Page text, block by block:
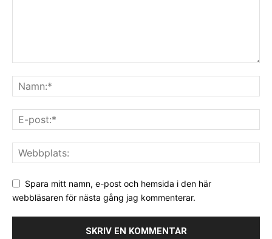
Spara mitt namn, e-post och hemsida i den här
webbläsaren för nästa gång jag kommenterar.